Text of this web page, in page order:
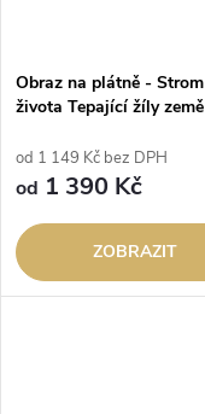
Obraz na plátně - Strom
života Tepající žíly země
od 1 149 Kč bez DPH
od 1 390 Kč
ZOBRAZIT